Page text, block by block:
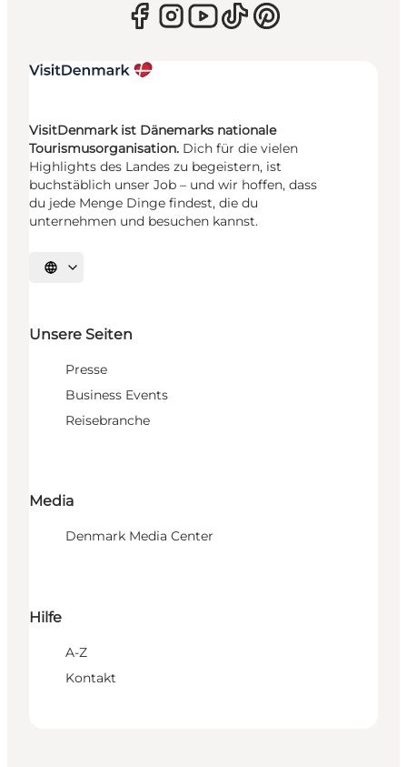
VisitDenmark ist Dänemarks nationale
Tourismusorganisation. Dich für die vielen
Highlights des Landes zu begeistern, ist
buchstäblich unser Job – und wir hoffen, dass
du jede Menge Dinge findest, die du
unternehmen und besuchen kannst.
Sprache auswählen
Unsere Seiten
Presse
Business Events
Reisebranche
Media
Denmark Media Center
Hilfe
A-Z
Kontakt